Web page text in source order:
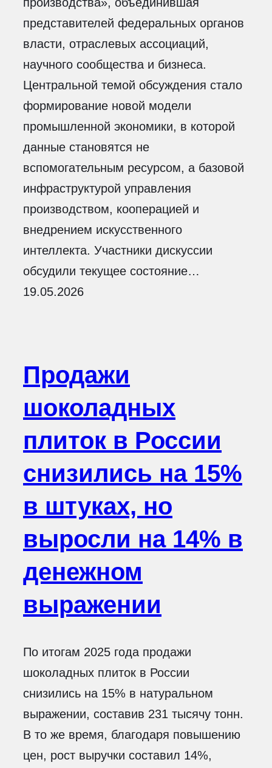
представителей федеральных органов
власти, отраслевых ассоциаций,
научного сообщества и бизнеса.
Центральной темой обсуждения стало
формирование новой модели
промышленной экономики, в которой
данные становятся не
вспомогательным ресурсом, а базовой
инфраструктурой управления
производством, кооперацией и
внедрением искусственного
интеллекта. Участники дискуссии
обсудили текущее состояние…
19.05.2026
Продажи
шоколадных
плиток в России
снизились на 15%
в штуках, но
выросли на 14% в
денежном
выражении
По итогам 2025 года продажи
шоколадных плиток в России
снизились на 15% в натуральном
выражении, составив 231 тысячу тонн.
В то же время, благодаря повышению
цен, рост выручки составил 14%,